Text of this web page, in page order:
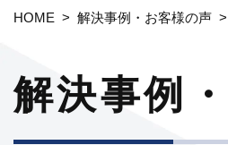
HOME 解決事例・お客様の声
解決事例